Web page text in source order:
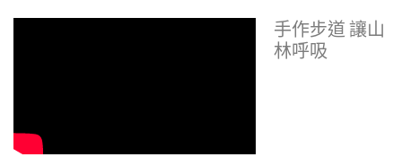
手作步道 讓山
林呼吸